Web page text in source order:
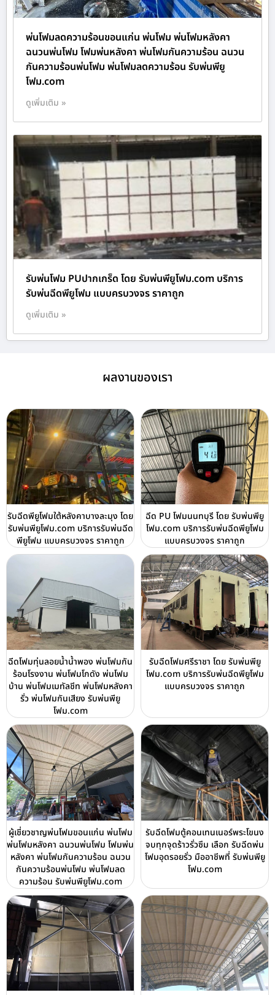
พ่นโฟมลดความร้อนขอนแก่น พ่นโฟม พ่นโฟมหลังคา
ฉนวนพ่นโฟม โฟมพ่นหลังคา พ่นโฟมกันความร้อน ฉนวน
กันความร้อนพ่นโฟม พ่นโฟมลดความร้อน รับพ่นพียู
โฟม.com
ดูเพิ่มเติม »
รับพ่นโฟม PUปากเกร็ด โดย รับพ่นพียูโฟม.com บริการ
รับพ่นฉีดพียูโฟม แบบครบวงจร ราคาถูก
ดูเพิ่มเติม »
ผลงานของเรา
รับฉีดพียูโฟมใต้หลังคาบางละมุง โดย
รับพ่นพียูโฟม.com บริการรับพ่นฉีด
พียูโฟม แบบครบวงจร ราคาถูก
ฉีด PU โฟมนนทบุรี โดย รับพ่นพียู
โฟม.com บริการรับพ่นฉีดพียูโฟม
แบบครบวงจร ราคาถูก
ฉีดโฟมทุ่นลอยน้ำน้ำพอง พ่นโฟมกัน
ร้อนโรงงาน พ่นโฟมโกดัง พ่นโฟม
บ้าน พ่นโฟมเมทัลชีท พ่นโฟมหลังคา
รั่ว พ่นโฟมกันเสียง รับพ่นพียู
โฟม.com
รับฉีดโฟมศรีราชา โดย รับพ่นพียู
โฟม.com บริการรับพ่นฉีดพียูโฟม
แบบครบวงจร ราคาถูก
ผู้เชี่ยวชาญพ่นโฟมขอนแก่น พ่นโฟม
พ่นโฟมหลังคา ฉนวนพ่นโฟม โฟมพ่น
หลังคา พ่นโฟมกันความร้อน ฉนวน
กันความร้อนพ่นโฟม พ่นโฟมลด
ความร้อน รับพ่นพียูโฟม.com
รับฉีดโฟมตู้คอนเทนเนอร์พระโขนง
จบทุกจุดร้าวรั่วซึม เลือก รับฉีดพ่น
โฟมอุดรอยรั่ว มืออาชีพที่ รับพ่นพียู
โฟม.com